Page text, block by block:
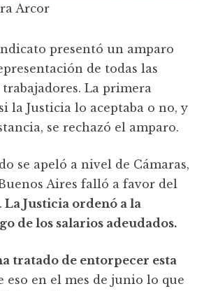
Arcor
presentó un amparo
de todas las
La primera
la Justicia lo aceptaba o no, y
se rechazó el amparo.
se apeló a nivel de Cámaras,
Aires falló a favor del
La Justicia ordenó a la
de los salarios adeudados.
tratado de entorpecer esta
eso en el mes de junio lo que